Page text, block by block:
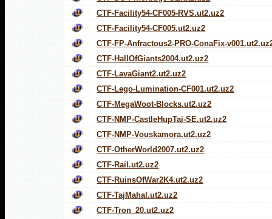
CTF-Facility54-CF005-RVS.ut2.uz2
CTF-Facility54-CF005.ut2.uz2
CTF-FP-Anfractous2-PRO-ConaFix-
CTF-HallOfGiants2004.ut2.uz2
CTF-LavaGiant2.ut2.uz2
CTF-Lego-Lumination-CF001.ut2.uz2
CTF-MegaWoot-Blocks.ut2.uz2
CTF-NMP-CastleHupTai-SE.ut2.uz2
CTF-NMP-Vouskamora.ut2.uz2
CTF-OtherWorld2007.ut2.uz2
CTF-Rail.ut2.uz2
CTF-RuinsOfWar2K4.ut2.uz2
CTF-TajMahal.ut2.uz2
CTF-Tron_20.ut2.uz2